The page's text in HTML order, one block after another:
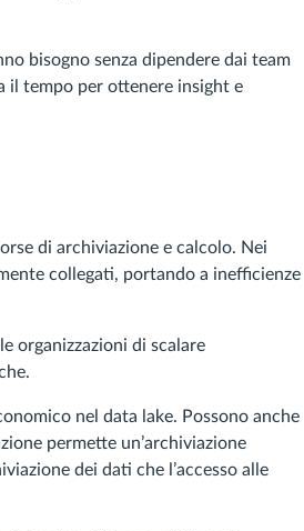
bisogno senza dipendere dai team
il tempo per ottenere insight e
di archiviazione e calcolo. Nei
collegati, portando a inefficienze
organizzazioni di scalare
nel data lake. Possono anche
permette un’archiviazione
dei dati che l’accesso alle